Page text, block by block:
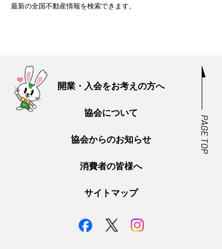
最新の全国不動産情報を検索できます。
開業・入会をお考えの方へ
協会について
協会からのお知らせ
消費者の皆様へ
サイトマップ